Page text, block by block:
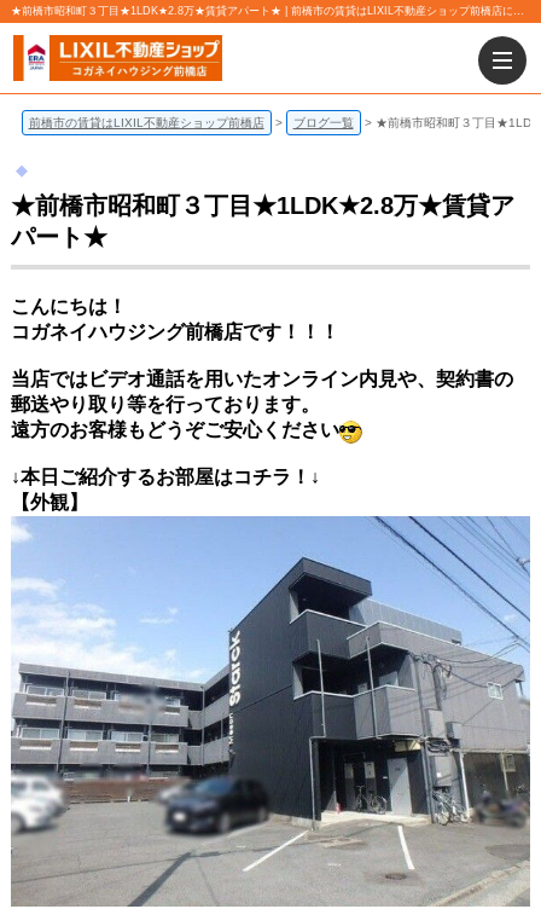
★前橋市昭和町３丁目★1LDK★2.8万★賃貸アパート★ | 前橋市の賃貸はLIXIL不動産ショップ前橋店にお任せ下さい！
前橋市の賃貸はLIXIL不動産ショップ前橋店 ブログ一覧 ★前橋市昭和町３丁目
★前橋市昭和町３丁目★1LDK★2.8万★賃貸ア
パート★
こんにちは！
コガネイハウジング前橋店です！！！
当店ではビデオ通話を用いたオンライン内見や、契約書の
郵送やり取り等を行っております。
遠方のお客様もどうぞご安心ください
↓本日ご紹介するお部屋はコチラ！↓
【外観】